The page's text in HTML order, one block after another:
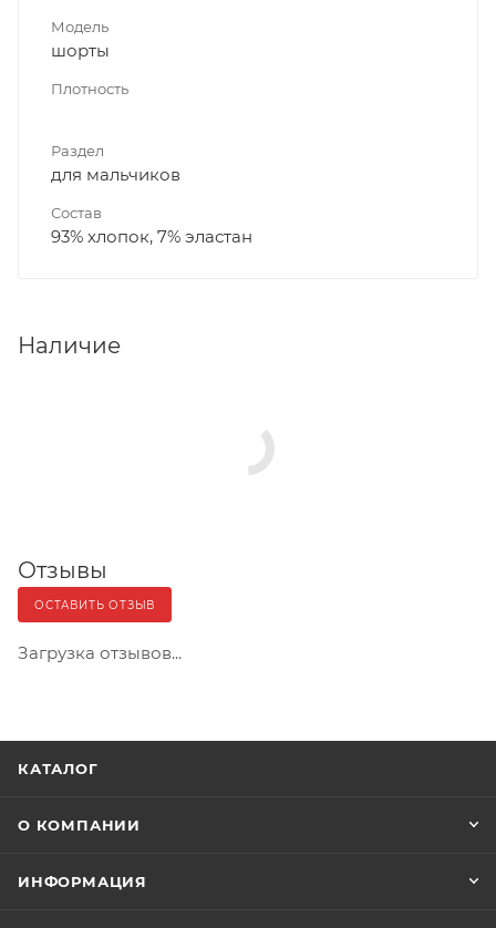
Модель
шорты
Плотность
Раздел
для мальчиков
Состав
93% хлопок, 7% эластан
Наличие
Отзывы
ОСТАВИТЬ ОТЗЫВ
Загрузка отзывов...
КАТАЛОГ
О КОМПАНИИ
ИНФОРМАЦИЯ